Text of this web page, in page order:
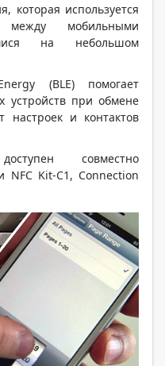
которая используется
мобильными
на небольшом
(BLE) помогает
устройств при обмене
и контактов
совместно
Kit-C1, Connection